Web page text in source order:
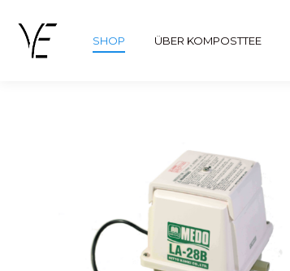
SHOP ÜBER KOMPOSTTEE